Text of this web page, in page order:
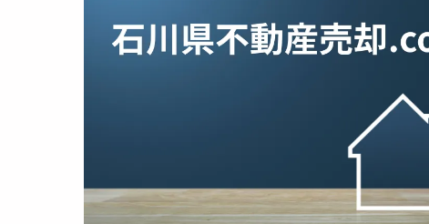
通行地役権
登記なし通
石川県かほく市
石川県かほ
地役権設定
囲繞地通行
権利設定済